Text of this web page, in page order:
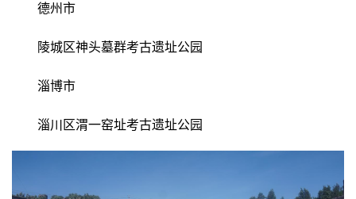
德州市
陵城区神头墓群考古遗址公园
淄博市
淄川区渭一窑址考古遗址公园